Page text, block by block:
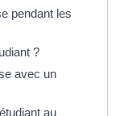
pendant les
?
avec un
au